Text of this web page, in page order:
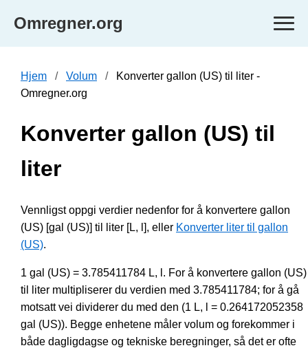
Omregner.org
Hjem Volum
Konverter gallon (US) til liter -
Omregner.org
Konverter gallon (US) til
liter
Vennligst oppgi verdier nedenfor for å konvertere gallon
(US) [gal (US)] til liter [L, l], eller Konverter liter til gallon
(US).
1 gal (US) = 3.785411784 L, l. For å konvertere gallon (US)
til liter multipliserer du verdien med 3.785411784; for å gå
motsatt vei dividerer du med den (1 L, l = 0.264172052358
gal (US)). Begge enhetene måler volum og forekommer i
både dagligdagse og tekniske beregninger, så det er ofte